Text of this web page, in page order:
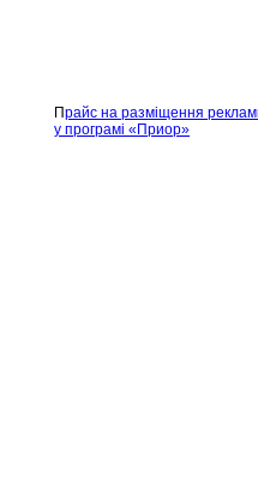
Прайс на разміщення
у програмі «Приор»